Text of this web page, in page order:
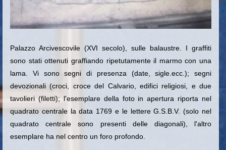
Palazzo Arcivescovile (XVI secolo), sulle balaustre. I graffiti
sono stati ottenuti graffiando ripetutamente il marmo con una
lama. Vi sono segni di presenza (date, sigle.ecc.); segni
devozionali (croci, croce del Calvario, edifici religiosi, e due
tavolieri (filetti); l'esemplare della foto in apertura riporta nel
quadrato centrale la data 1769 e le lettere G.S.B.V. (solo nel
quadrato centrale sono presenti delle diagonali), l'altro
esemplare ha nel centro un foro profondo.